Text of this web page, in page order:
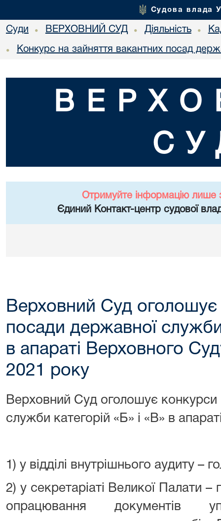
Судова влада
Суди • ВЕРХОВНИЙ СУД • Діяльність •
• Конкурс на зайняття вакантних посад
Отримуйте інформацію лише
Єдиний Контакт-центр судової
Верховний Суд оголошує
посади державної служби
в апараті Верховного
2021 року
Верховний Суд оголошує
служби категорій «Б» і «В» в
1) у відділі внутрішнього аудиту –
2) у секретаріаті Великої Палати –
опрацювання документів